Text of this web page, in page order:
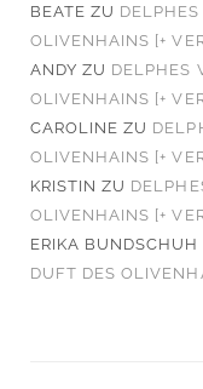
BEATE ZU
OLIVENHAINS [+
ANDY ZU DELPHES
OLIVENHAINS [+
CAROLINE ZU
OLIVENHAINS [+
KRISTIN ZU
OLIVENHAINS [+
ERIKA BUNDSCHUH
DUFT DES